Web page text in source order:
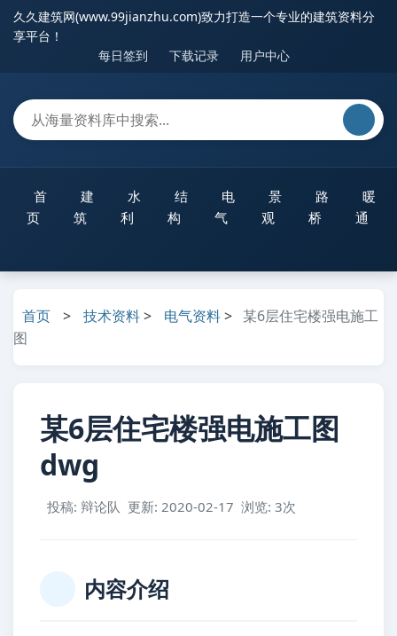
久久建筑网(www.99jianzhu.com)致力打造一个专业的建筑资料分
享平台！
每日签到
下载记录 用户中心
首
页
建
筑
水
利
结
构
电
气
景
观
路
桥
暖
通
首页 > 技术资料> 电气资料> 某6层住宅楼强电施工
图
某6层住宅楼强电施工图
dwg
投稿: 辩论队 更新: 2020-02-17 浏览: 3次
内容介绍